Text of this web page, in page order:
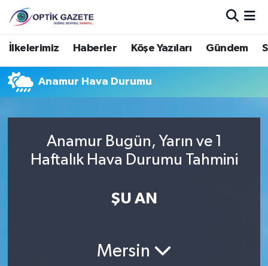
İlkelerimiz Haberler Köşe Yazıları Gündem
Anamur Hava Durumu
Anamur Bugün, Yarın ve 1
Haftalık Hava Durumu Tahmini
ŞU AN
Mersin
Nöbetçi Eczaneler
Hava Durumu
Trafik Durumu
Süper Lig Puan Durumu ve Fikstür